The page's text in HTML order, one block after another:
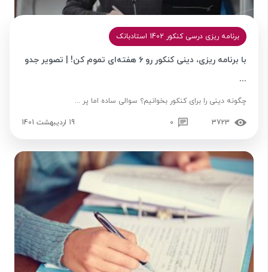
برنامه‌ ریزی درسی کنکور 1402 استادبانک
با برنامه ریزی، دینی کنکور رو ۶ هفته‌ای تموم کن! | تصویر جدو
...
چگونه دینی را برای کنکور بخوانیم؟ سوالی ساده اما پر ...
3723
0 19 اردیبهشت 1401